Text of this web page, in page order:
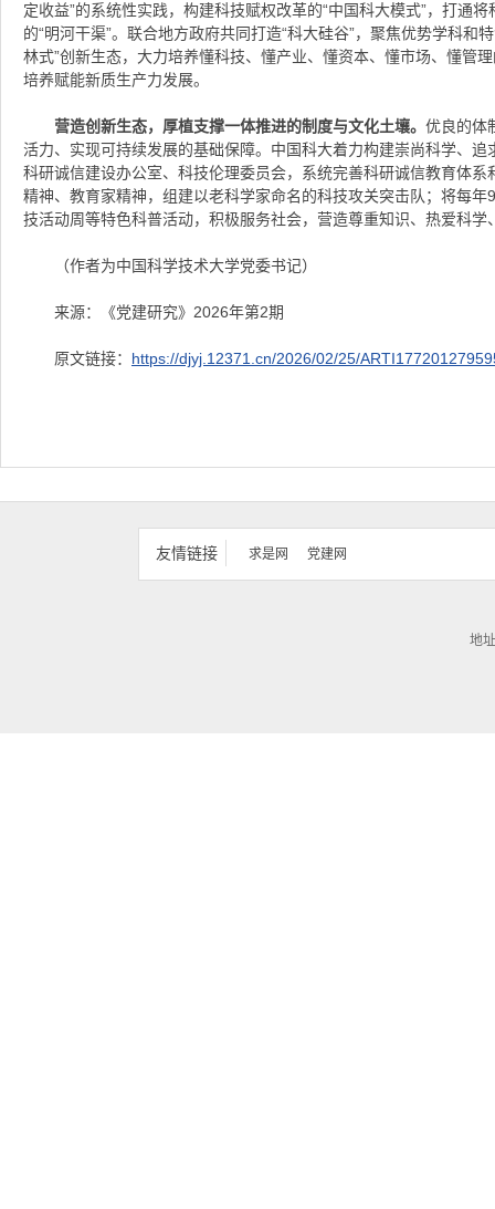
定收益”的系统性实践，构建科技赋权改革的“中国科大模式”，打通
的“明河干渠”。联合地方政府共同打造“科大硅谷”，聚焦优势学科和
林式”创新生态，大力培养懂科技、懂产业、懂资本、懂市场、懂管
培养赋能新质生产力发展。
营造创新生态，厚植支撑一体推进的制度与文化土壤。 优良的体
活力、实现可持续发展的基础保障。中国科大着力构建崇尚科学、
科研诚信建设办公室、科技伦理委员会，系统完善科研诚信教育体
精神、教育家精神，组建以老科学家命名的科技攻关突击队；将每
技活动周等特色科普活动，积极服务社会，营造尊重知识、热爱科学
（作者为中国科学技术大学党委书记）
来源：《党建研究》2026年第2期
原文链接： https://djyj.12371.cn/2026/02/25/
友情链接 求是网 党建网
地